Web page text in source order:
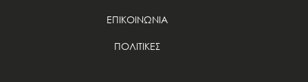
ΕΠΙΚΟΙΝΩΝΙΑ
ΠΟΛΙΤΙΚΕΣ